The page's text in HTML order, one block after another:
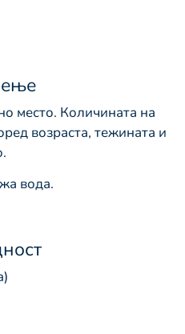
место. Количината на
возраста, тежината и
вода.